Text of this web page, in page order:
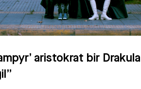
aristokrat bir Drakula